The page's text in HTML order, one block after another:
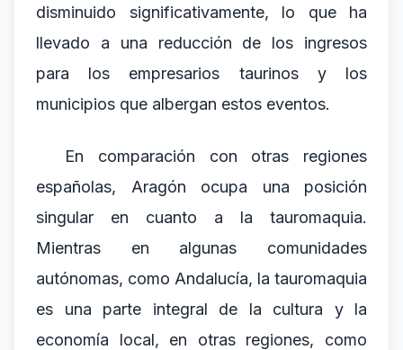
disminuido significativamente, lo que ha
llevado a una reducción de los ingresos
para los empresarios taurinos y los
municipios que albergan estos eventos.
En comparación con otras regiones
españolas, Aragón ocupa una posición
singular en cuanto a la tauromaquia.
Mientras en algunas comunidades
autónomas, como Andalucía, la tauromaquia
es una parte integral de la cultura y la
economía local, en otras regiones, como